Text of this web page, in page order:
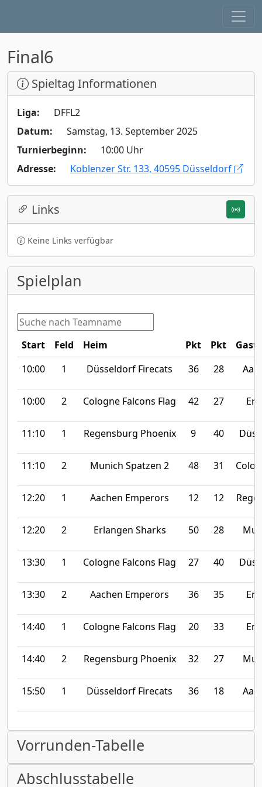
Final6
Spieltag Informationen
Liga:
DFFL2
Datum:
Samstag, 13. September 2025
Turnierbeginn:
10:00 Uhr
Adresse:
Koblenzer Str. 133, 40595 Düsseldorf
Links
Keine Links verfügbar
Spielplan
Start Feld Heim Pkt Pkt
Gast
10:00
1 Düsseldorf Firecats 36 28
10:00 2 Cologne Falcons Flag 42 27
11:10 1 Regensburg Phoenix 9 40
11:10 2 Munich Spatzen 2 48 31
12:20 1 Aachen Emperors 12 12
12:20 2 Erlangen Sharks 50 28
13:30 1 Cologne Falcons Flag 27 40
13:30 2 Aachen Emperors 36 35
14:40 1 Cologne Falcons Flag 20 33
14:40 2 Regensburg Phoenix 32 27
15:50 1 Düsseldorf Firecats 36 18
Vorrunden-Tabelle
Abschlusstabelle